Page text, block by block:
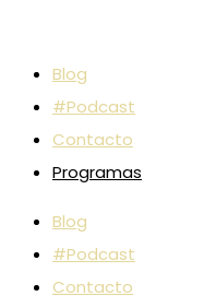
Blog
#Podcast
Contacto
Programas
Blog
#Podcast
Contacto